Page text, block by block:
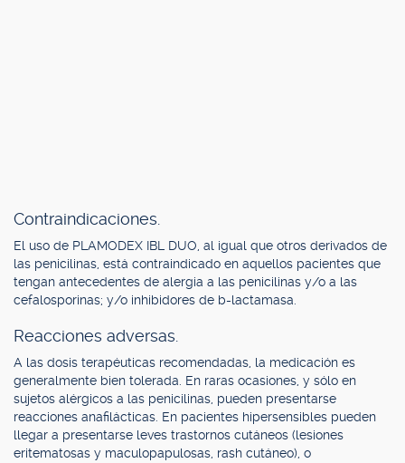
Contraindicaciones.
El uso de PLAMODEX IBL DUO, al igual que otros derivados de
las penicilinas, está contraindicado en aquellos pacientes que
tengan antecedentes de alergia a las penicilinas y/o a las
cefalosporinas; y/o inhibidores de b-lactamasa.
Reacciones adversas.
A las dosis terapéuticas recomendadas, la medicación es
generalmente bien tolerada. En raras ocasiones, y sólo en
sujetos alérgicos a las penicilinas, pueden presentarse
reacciones anafilácticas. En pacientes hipersensibles pueden
llegar a presentarse leves trastornos cutáneos (lesiones
eritematosas y maculopapulosas, rash cutáneo), o